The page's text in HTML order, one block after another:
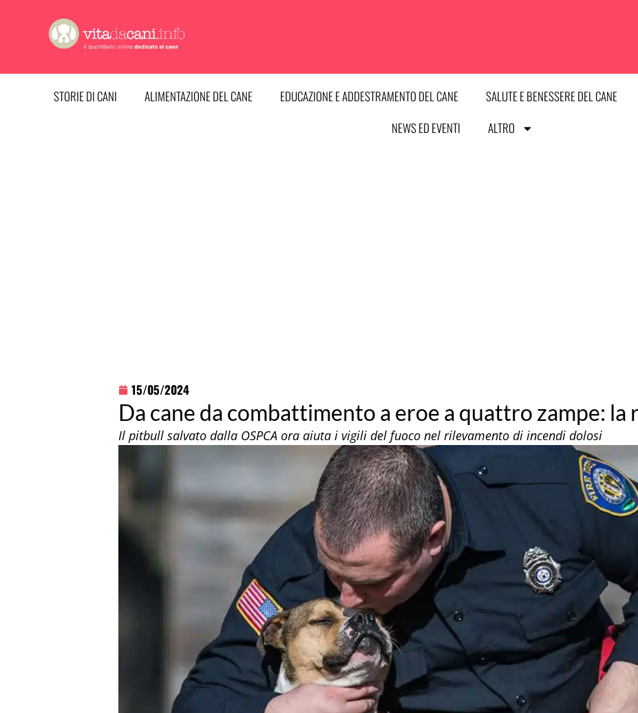
contenuto
STORIE DI CANI ALIMENTAZIONE DEL CANE EDUCAZIONE E ADDESTRAMENTO DEL CANE SALUTE E BENESSERE DEL CANE
NEWS ED EVENTI
ALTRO
15/05/2024
Da cane da combattimento a eroe a quattro zampe: la
Il pitbull salvato dalla OSPCA ora aiuta i vigili del fuoco nel rilevamento di incendi dolosi